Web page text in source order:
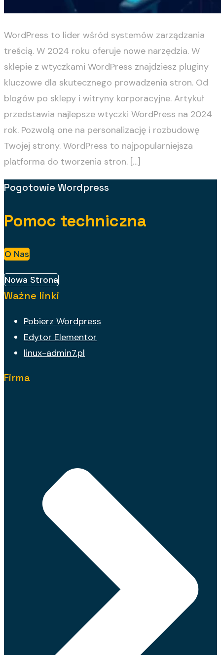
WordPress to lider wśród systemów zarządzania
treścią. W 2024 roku oferuje nowe narzędzia. W
sklepie z wtyczkami WordPress znajdziesz pluginy
kluczowe dla skutecznego prowadzenia stron. Od
blogów po sklepy i witryny korporacyjne. Artykuł
przedstawia najlepsze wtyczki WordPress na 2024
rok. Pozwolą one na personalizację i rozbudowę
Twojej strony. WordPress to najpopularniejsza
platforma do tworzenia stron. […]
Pogotowie Wordpress
Pomoc techniczna
O Nas
Nowa Strona
Ważne linki
Pobierz Wordpress
Edytor Elementor
linux-admin7.pl
Firma